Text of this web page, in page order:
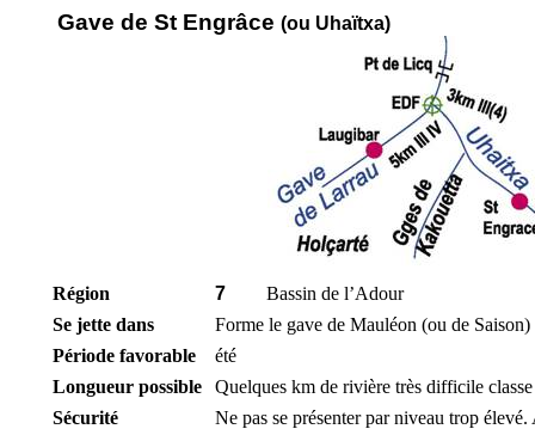
Gave de St Engrâce (ou Uhaïtxa)
Région 7
Bassin de l’Adour
Se jette dans
Forme le gave de Mauléon (ou de
Période favorable
été
Longueur possible
Quelques km de rivière très difficile
Sécurité
Ne pas se présenter par niveau trop élevé.